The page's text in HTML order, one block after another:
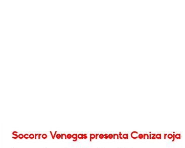
Socorro Venegas presenta Ceniza roja